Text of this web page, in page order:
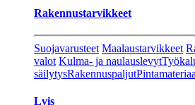
Rakennustarvikkeet
Suojavarusteet Maalaustarvikkeet
valot Kulma- ja naulauslevyt
säilytysRakennuspaljut
Lvis